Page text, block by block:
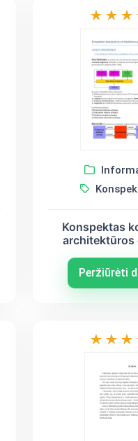
Konspektas
architektūros
Peržiūrėti